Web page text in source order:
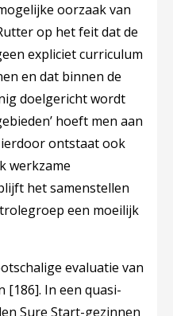
oorzaak van
op het feit dat de
expliciet curriculum
en dat binnen de
doelgericht wordt
hoeft men aan
ontstaat ook
werkzame
het samenstellen
een moeilijk
evaluatie van
[186]. In een quasi-
Sure Start-gezinnen